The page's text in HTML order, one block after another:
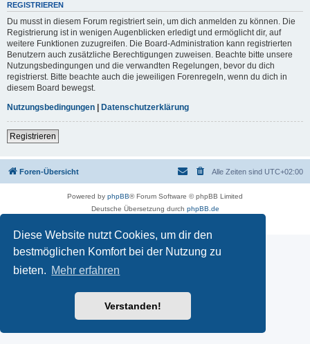
Diese Website nutzt Cookies, um dir den
bestmöglichen Komfort bei der Nutzung zu
bieten. Mehr erfahren
Verstanden!
REGISTRIEREN
Du musst in diesem Forum registriert sein, um dich anmelden zu können. Die
Registrierung ist in wenigen Augenblicken erledigt und ermöglicht dir, auf
weitere Funktionen zuzugreifen. Die Board-Administration kann registrierten
Benutzern auch zusätzliche Berechtigungen zuweisen. Beachte bitte unsere
Nutzungsbedingungen und die verwandten Regelungen, bevor du dich
registrierst. Bitte beachte auch die jeweiligen Forenregeln, wenn du dich in
diesem Board bewegst.
Nutzungsbedingungen | Datenschutzerklärung
Registrieren
Foren-Übersicht Alle Zeiten sind UTC+02:00
Powered by phpBB® Forum Software © phpBB Limited
Deutsche Übersetzung durch phpBB.de